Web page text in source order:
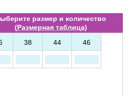
размер и количество
(Размерная таблица)
38 44 46